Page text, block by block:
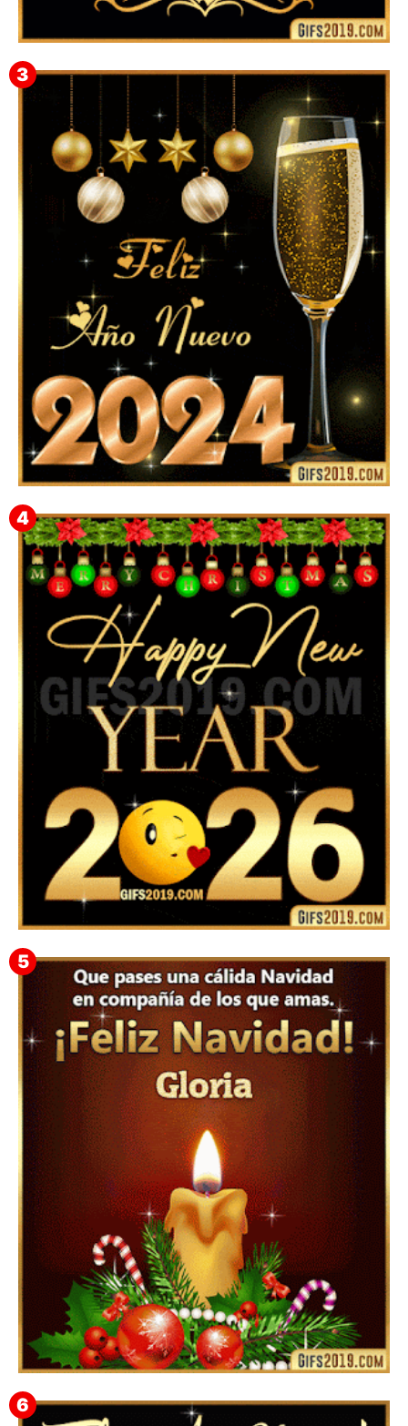
▷ Feliz año nuevo 2026 Familia 【❤️】Frases,
Mensajes y GiF
Feliz Año Nuevo 2024: Mensajes, Frases, Imágenes
GIF para Compartir en WhatsApp, Telegram e
Instagram
▷ Happy New Year 2026 GiF 【º‿º】